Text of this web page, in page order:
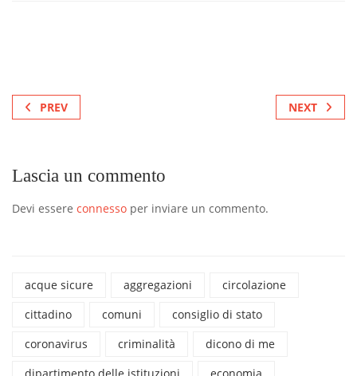
PREV NEXT
Lascia un commento
Devi essere connesso per inviare un commento.
acque sicure aggregazioni
circolazione
cittadino
comuni
consiglio di stato
coronavirus
criminalità
dicono di me